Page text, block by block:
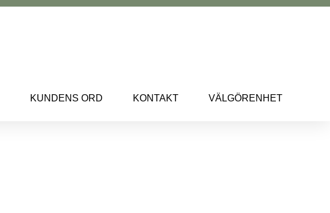
KUNDENS ORD KONTAKT VÄLGÖRENHET